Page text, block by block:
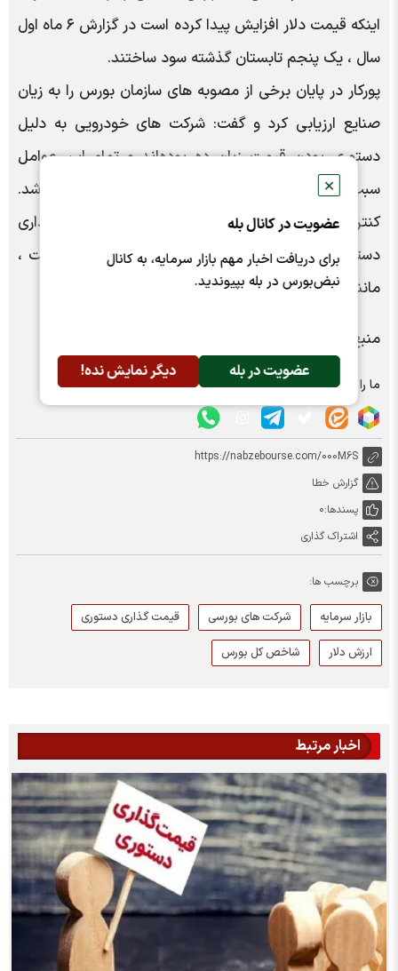
✕
عضویت در کانال بله
برای دریافت اخبار مهم بازار سرمایه، به کانال
نبض‌بورس در بله بپیوندید.
عضویت در بله دیگر نمایش نده!
اینکه قیمت دلار افزایش پیدا کرده است در گزارش ۶ ماه اول
سال ، یک پنجم تابستان گذشته سود ساختند.
پورکار در پایان برخی از مصوبه های سازمان بورس را به زیان
صنایع ارزیابی کرد و گفت: شرکت های خودرویی به دلیل
دستوری بودن قیمت زیان ده بوده‌اند و تمام این عوامل
سبب می شود که بورس نتواند عملکرد بهتری داشته باشد.
کنترل این شرایط زمانی محقق خواهد شد که قیمت گذاری
دستوری و یک سری مصوبه هایی که به زیان صنایع است ،
مانند خودرو و عدم عرضه در بورس کالا برداشته شود .
منبع: صدای بورس
ما را در شبکه های اجتماعی دنبال کنید :
https://nabzebourse.com/000M6S
گزارش خطا
پسندها:0
اشتراک گذاری
برچسب ها:
بازار سرمایه شرکت های بورسی
قیمت گذاری دستوری
ارزش دلار
شاخص کل بورس
اخبار مرتبط